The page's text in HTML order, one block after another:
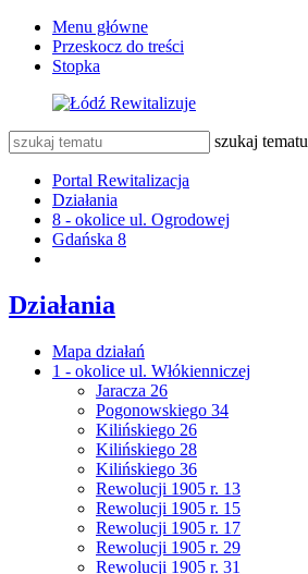
Menu główne
Przeskocz do treści
Stopka
szukaj tematu
Portal Rewitalizacja
Działania
8 - okolice ul. Ogrodowej
Gdańska 8
Działania
Mapa działań
1 - okolice ul. Włókienniczej
Jaracza 26
Pogonowskiego 34
Kilińskiego 26
Kilińskiego 28
Kilińskiego 36
Rewolucji 1905 r. 13
Rewolucji 1905 r. 15
Rewolucji 1905 r. 17
Rewolucji 1905 r. 29
Rewolucji 1905 r. 31